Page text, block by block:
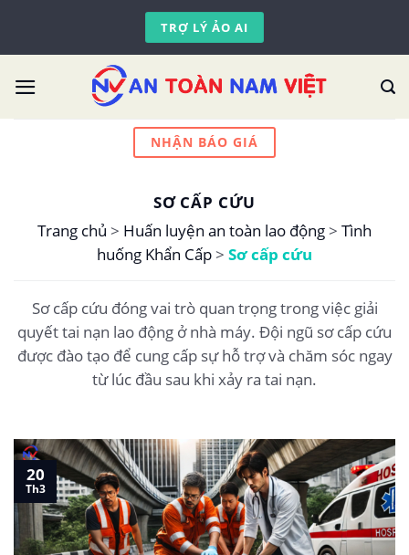
content
TRỢ LÝ ẢO AI
NHẬN BÁO GIÁ
SƠ CẤP CỨU
Trang chủ > Huấn luyện an toàn lao động> Tình
huống Khẩn Cấp> Sơ cấp cứu
Sơ cấp cứu đóng vai trò quan trọng trong việc giải
quyết tai nạn lao động ở nhà máy. Đội ngũ sơ cấp cứu
được đào tạo để cung cấp sự hỗ trợ và chăm sóc ngay
từ lúc đầu sau khi xảy ra tai nạn.
20
Th3